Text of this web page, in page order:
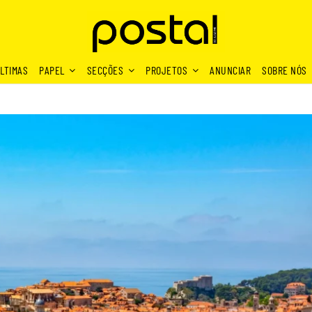
PAPEL SECÇÕES PROJETOS ANUNCIAR SOBRE NÓS